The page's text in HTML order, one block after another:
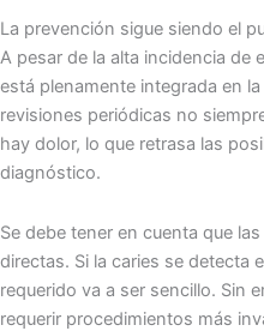
La prevención sigue siendo el
A pesar de la alta incidencia de
está plenamente integrada en
revisiones periódicas no
hay dolor, lo que retrasa las
diagnóstico.
Se debe tener en cuenta que
directas. Si la caries se detecta
requerido va a ser sencillo. Sin
requerir procedimientos más